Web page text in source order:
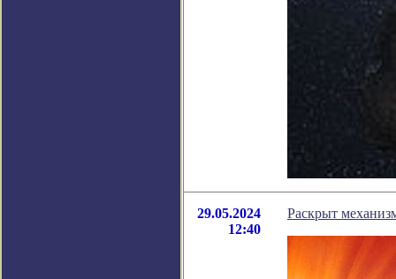
29.05.2024
12:40
Раскрыт